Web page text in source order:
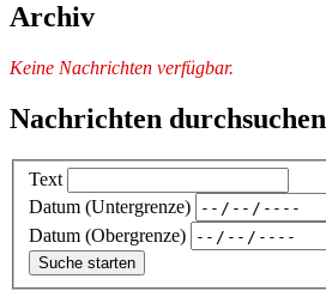
Archiv
Keine Nachrichten verfügbar.
Nachrichten durchsuchen
Text
Datum (Untergrenze)
Datum (Obergrenze)